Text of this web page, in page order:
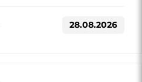
28.08.2026